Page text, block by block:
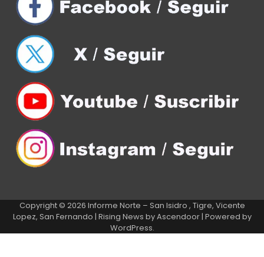
Copyright © 2026 Informe Norte – San Isidro , Tigre, Vicente
Lopez, San Fernando | Rising News byAscendoor| Powered by
WordPress.